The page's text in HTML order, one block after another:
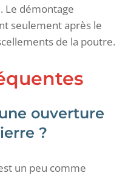
Le démontage
seulement après le
de la poutre.
ouverture
?
un peu comme